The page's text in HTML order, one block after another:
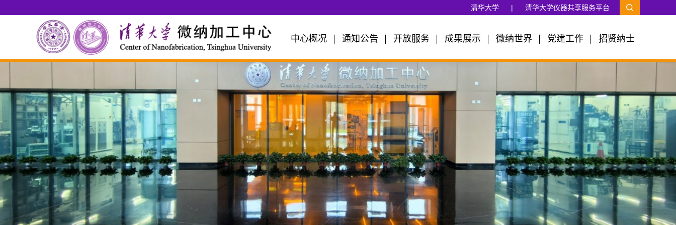
清华大学 | 清华大学仪器共享服务平台
中心概况 通知公告 开放服务 成果展示 微纳世界 党建工作 招贤纳士